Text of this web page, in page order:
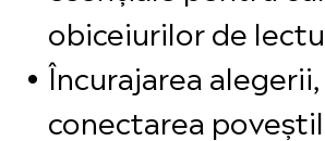
obiceiurilor de
Încurajarea alegerii,
conectarea